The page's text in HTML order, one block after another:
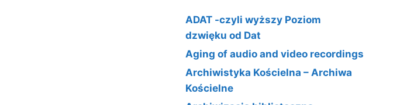
ADAT -czyli wyższy Poziom
dzwięku od Dat
Aging of audio and video recordings
Archiwistyka Kościelna – Archiwa
Kościelne